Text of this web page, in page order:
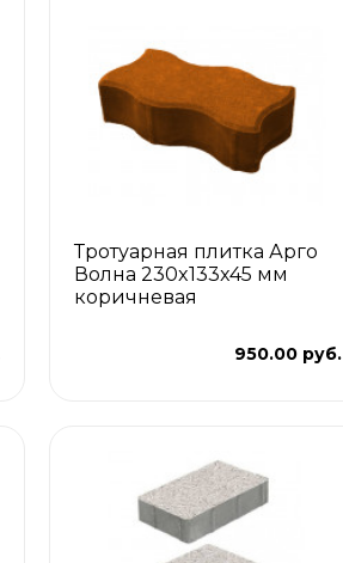
Тротуарная плитка Арго
Волна 230x133x45 мм
коричневая
950.00 руб.